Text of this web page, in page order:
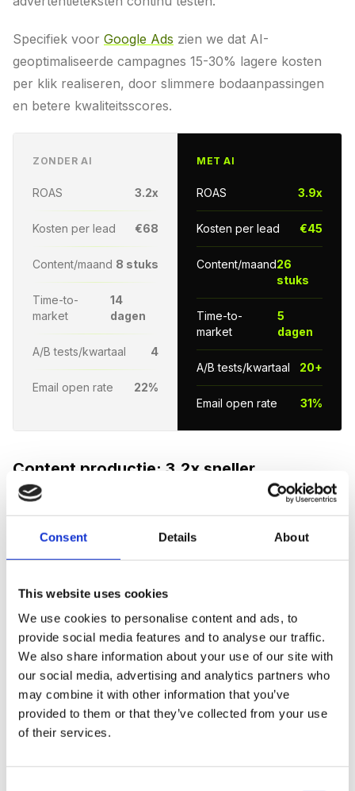
Consent Details About
This website uses cookies
We use cookies to personalise content and ads, to
provide social media features and to analyse our traffic.
We also share information about your use of our site with
our social media, advertising and analytics partners who
may combine it with other information that you’ve
provided to them or that they’ve collected from your use
of their services.
Specifiek voor Google Ads zien we dat AI-
geoptimaliseerde campagnes 15-30% lagere kosten
per klik realiseren, door slimmere bodaanpassingen
en betere kwaliteitsscores.
ZONDER AI
ROAS 3.2x
Kosten per lead €68
Content/maand 8 stuks
Time-to-
market
14
dagen
A/B tests/kwartaal 4
Email open rate 22%
MET AI
ROAS 3.9x
Kosten per lead €45
Content/maand26
stuks
Time-to-
market
5
dagen
A/B tests/kwartaal 20+
Email open rate 31%
Content productie: 3.2x sneller
Het meest zichtbare effect van AI in marketing is de
headcount. Dit omvat blogartikelen, social media
posts, email copy, landingspagina's en
advertentieteksten.
Belangrijk: de kwaliteit blijft gelijk of verbetert zelfs.
Bedrijven die AI gebruiken als eerste concept-
generator en menselijke expertise toevoegen voor
content kwaliteitsscores dan bedrijven die volledig